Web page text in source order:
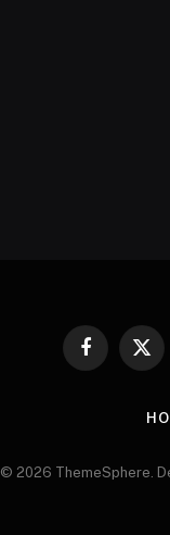
Facebook
X
© 2026 ThemeSphere.